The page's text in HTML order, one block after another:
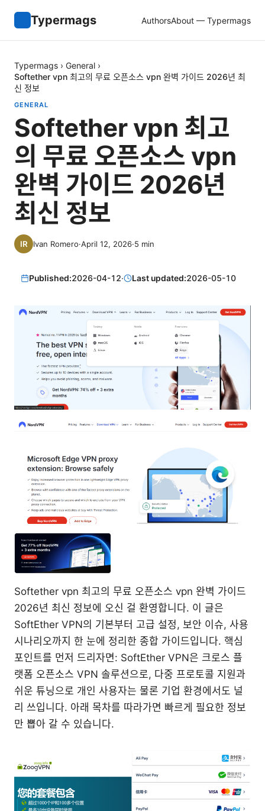
Typermags AuthorsAbout — Typermags
Typermags › General ›
Softether vpn 최고의 무료 오픈소스 vpn 완벽 가이드 2026년 최
신 정보
GENERAL
Softether vpn 최고
의 무료 오픈소스 vpn
완벽 가이드 2026년
최신 정보
Ivan Romero·April 12, 2026·5 min
Published:2026-04-12· Last updated:2026-05-10
Softether vpn 최고의 무료 오픈소스 vpn 완벽 가이드
2026년 최신 정보에 오신 걸 환영합니다. 이 글은
SoftEther VPN의 기본부터 고급 설정, 보안 이슈, 사용
시나리오까지 한 눈에 정리한 종합 가이드입니다. 핵심
포인트를 먼저 드리자면: SoftEther VPN은 크로스 플
랫폼 오픈소스 VPN 솔루션으로, 다중 프로토콜 지원과
쉬운 튜닝으로 개인 사용자는 물론 기업 환경에서도 널
리 쓰입니다. 아래 목차를 따라가면 빠르게 필요한 정보
만 뽑아 갈 수 있습니다.